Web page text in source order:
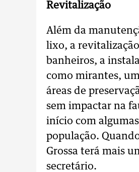
Revitalização
Além da
lixo, a
banheiros, a
como mirantes,
áreas de
sem impactar na
início com
população.
Grossa terá mais
secretário.